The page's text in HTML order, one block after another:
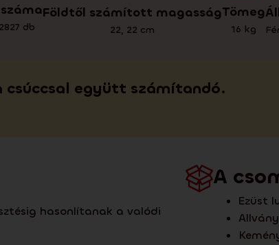
2827 db
Földtől számított magasság
22, 22 cm
Tömeg
16 kg
csúccsal együtt számítandó.
hasonlítanak a valódi
A
Ezüst
Allvány